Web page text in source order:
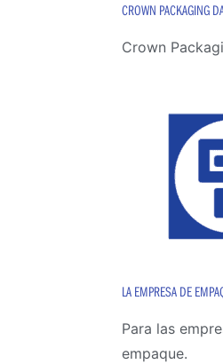
CROWN PACKAGING
Crown
LA EMPRESA DE
Para las
empaque.